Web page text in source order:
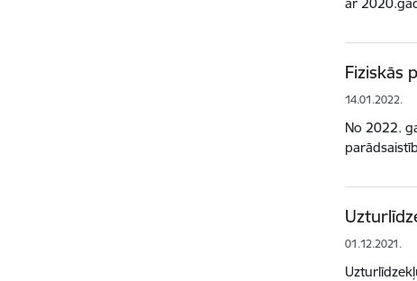
Fiziskās
14.01.2022.
No 2022.
01.12.2021.